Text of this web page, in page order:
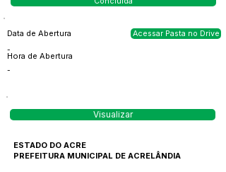
Data de Abertura
-
Hora de Abertura
-
Acessar Pasta no Drive
Visualizar
ESTADO DO ACRE
PREFEITURA MUNICIPAL DE ACRELÂNDIA